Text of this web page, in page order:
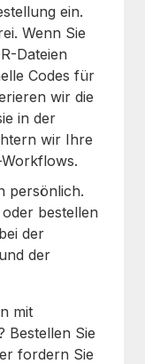
ein.
Wenn Sie
Dateien
Codes für
wir die
in der
wir Ihre
persönlich.
bestellen
der
der
mit
Bestellen Sie
fordern Sie